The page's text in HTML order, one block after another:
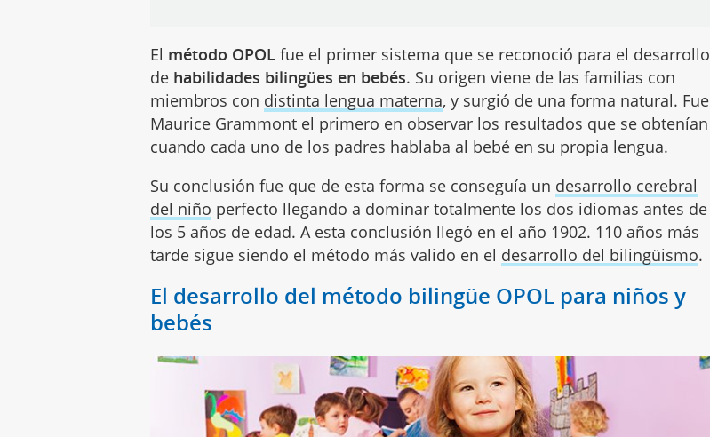
El método OPOL fue el primer sistema que se reconoció para el desarrollo
de habilidades bilingües en bebés. Su origen viene de las familias con
miembros con distinta lengua materna, y surgió de una forma natural. Fue
Maurice Grammont el primero en observar los resultados que se obtenían
cuando cada uno de los padres hablaba al bebé en su propia lengua.
Su conclusión fue que de esta forma se conseguía un desarrollo cerebral
del niño perfecto llegando a dominar totalmente los dos idiomas antes de
los 5 años de edad. A esta conclusión llegó en el año 1902. 110 años más
tarde sigue siendo el método más valido en el desarrollo del bilingüismo.
El desarrollo del método bilingüe OPOL para niños y
bebés